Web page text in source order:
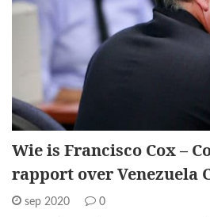
Wie is Francisco Cox –
rapport over Venezuela
sep 2020 0